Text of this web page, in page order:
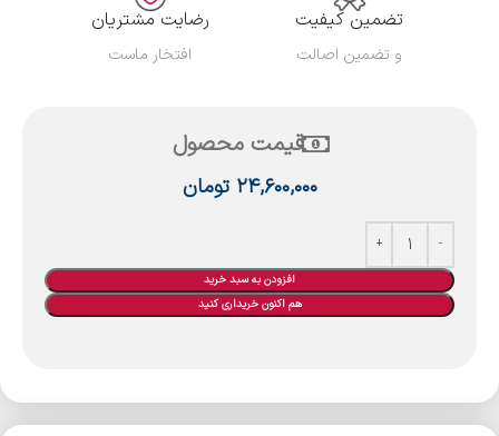
تضمین کیفیت
و تضمین اصالت
رضایت مشتریان
افتخار ماست
قیمت محصول
۲۴,۶۰۰,۰۰۰ تومان
افزودن به سبد خرید
هم اکنون خریداری کنید